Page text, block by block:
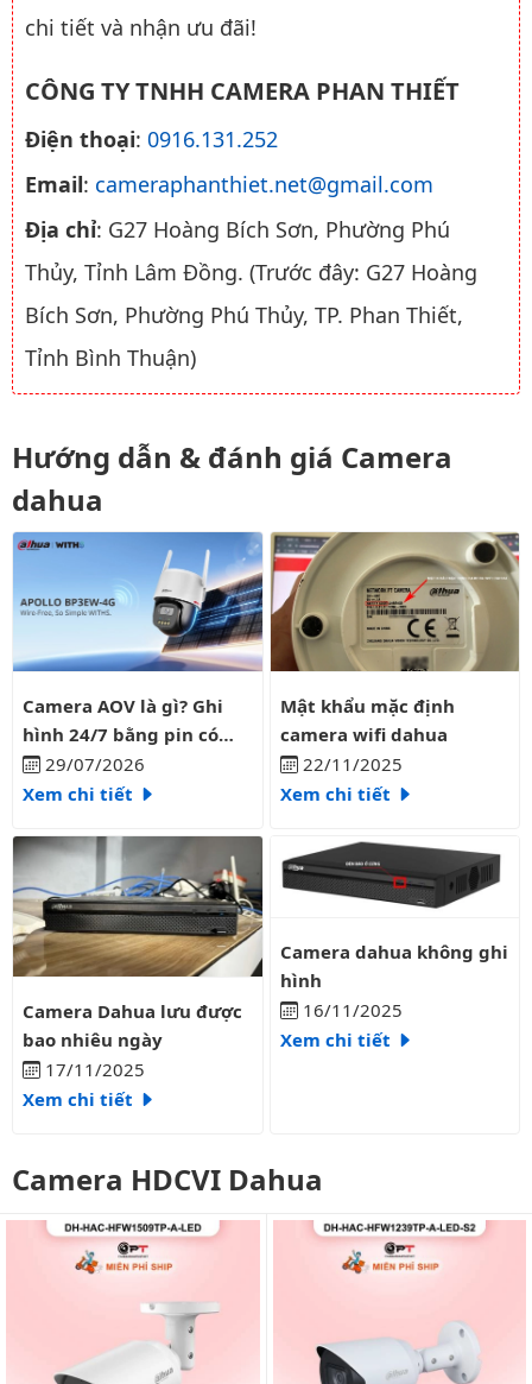
chi tiết và nhận ưu đãi!
CÔNG TY TNHH CAMERA PHAN THIẾT
Điện thoại: 0916.131.252
Email: cameraphanthiet.net@gmail.com
Địa chỉ: G27 Hoàng Bích Sơn, Phường Phú
Thủy, Tỉnh Lâm Đồng. (Trước đây: G27 Hoàng
Bích Sơn, Phường Phú Thủy, TP. Phan Thiết,
Tỉnh Bình Thuận)
Hướng dẫn & đánh giá Camera
dahua
Camera AOV là gì? Ghi hình 24/7 bằng pin có liên tục?
Camera AOV là gì? Ghi
hình 24/7 bằng pin có
liên tục?
29/07/2026
Xem chi tiết
Mật khẩu mặc định camera
Mật khẩu mặc định
camera wifi dahua
22/11/2025
Xem chi tiết
Camera Dahua lưu được bao nhiêu ngày
Camera Dahua lưu được
bao nhiêu ngày
17/11/2025
Xem chi tiết
Camera dahua không ghi hình
Camera dahua không ghi
hình
16/11/2025
Xem chi tiết
Camera HDCVI Dahua